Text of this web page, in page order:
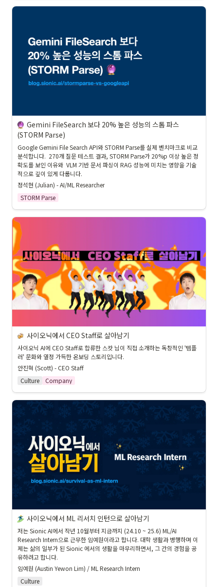
Gemini FileSearch 보다 20% 높은 성능의 스톰 파스
(STORM Parse)
Google Gemini File Search API와 STORM Parse를 실제 벤치마크로 비교
분석합니다.  270개 질문 테스트 결과, STORM Parse가 20%p 이상 높은 정
확도를 보인 이유와  VLM 기반 문서 파싱이 RAG 성능에 미치는 영향을 기술
적으로 깊이 있게 다룹니다.
정석현 (Julian) - AI/ML Researcher
STORM Parse
사이오닉에서 CEO Staff로 살아남기
사이오닉 AI에 CEO Staff로 합류한 스캇 님이 직접 소개하는 독창적인 '템플
러' 문화와 열정 가득한 온보딩 스토리입니다.
안진혁 (Scott) - CEO Staff
Culture
Company
사이오닉에서 ML 리서치 인턴으로 살아남기
저는 Sionic AI에서 작년 10월부터 지금까지 (24.10 ~ 25.6) ML/AI
Research Intern으로 근무한 임예원이라고 합니다. 대학 생활과 병행하며 이
제는 삶의 일부가 된 Sionic 에서의 생활을 마무리하면서, 그 간의 경험을 공
유하려고 합니다.
임예원 (Austin Yewon Lim) / ML Research Intern
Culture